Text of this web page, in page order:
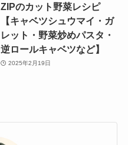
ZIPのカット野菜レシピ
【キャベツシュウマイ・ガ
レット・野菜炒めパスタ・
逆ロールキャベツなど】
2025年2月19日